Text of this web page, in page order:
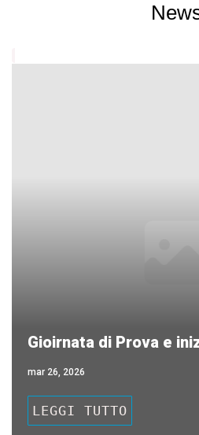
Gioirnata di Prova e
mar 26, 2026
LEGGI TUTTO